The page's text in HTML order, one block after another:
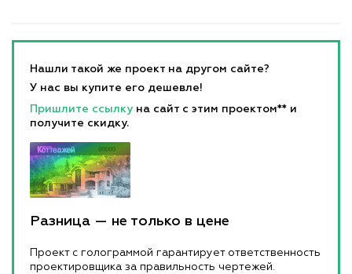
Нашли такой же проект на другом сайте?
У нас вы купите его дешевле!
Пришлите ссылку на сайт с этим проектом** и
получите скидку.
Разница — не только в цене
Проект с голограммой гарантирует ответственность
проектировщика за правильность чертежей.